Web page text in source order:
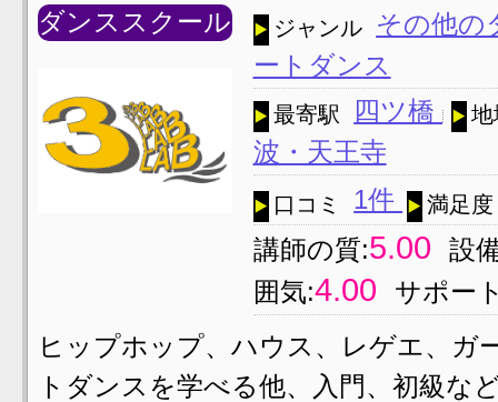
ダンススクール ジャンル
その他
ートダンス
最寄駅 四ツ橋
波・天王寺
口コミ 1件 満足度
講師の質:5.00
設
囲気:4.00
サポー
ヒップホップ、ハウス、レゲエ、ガ
トダンスを学べる他、入門、初級な